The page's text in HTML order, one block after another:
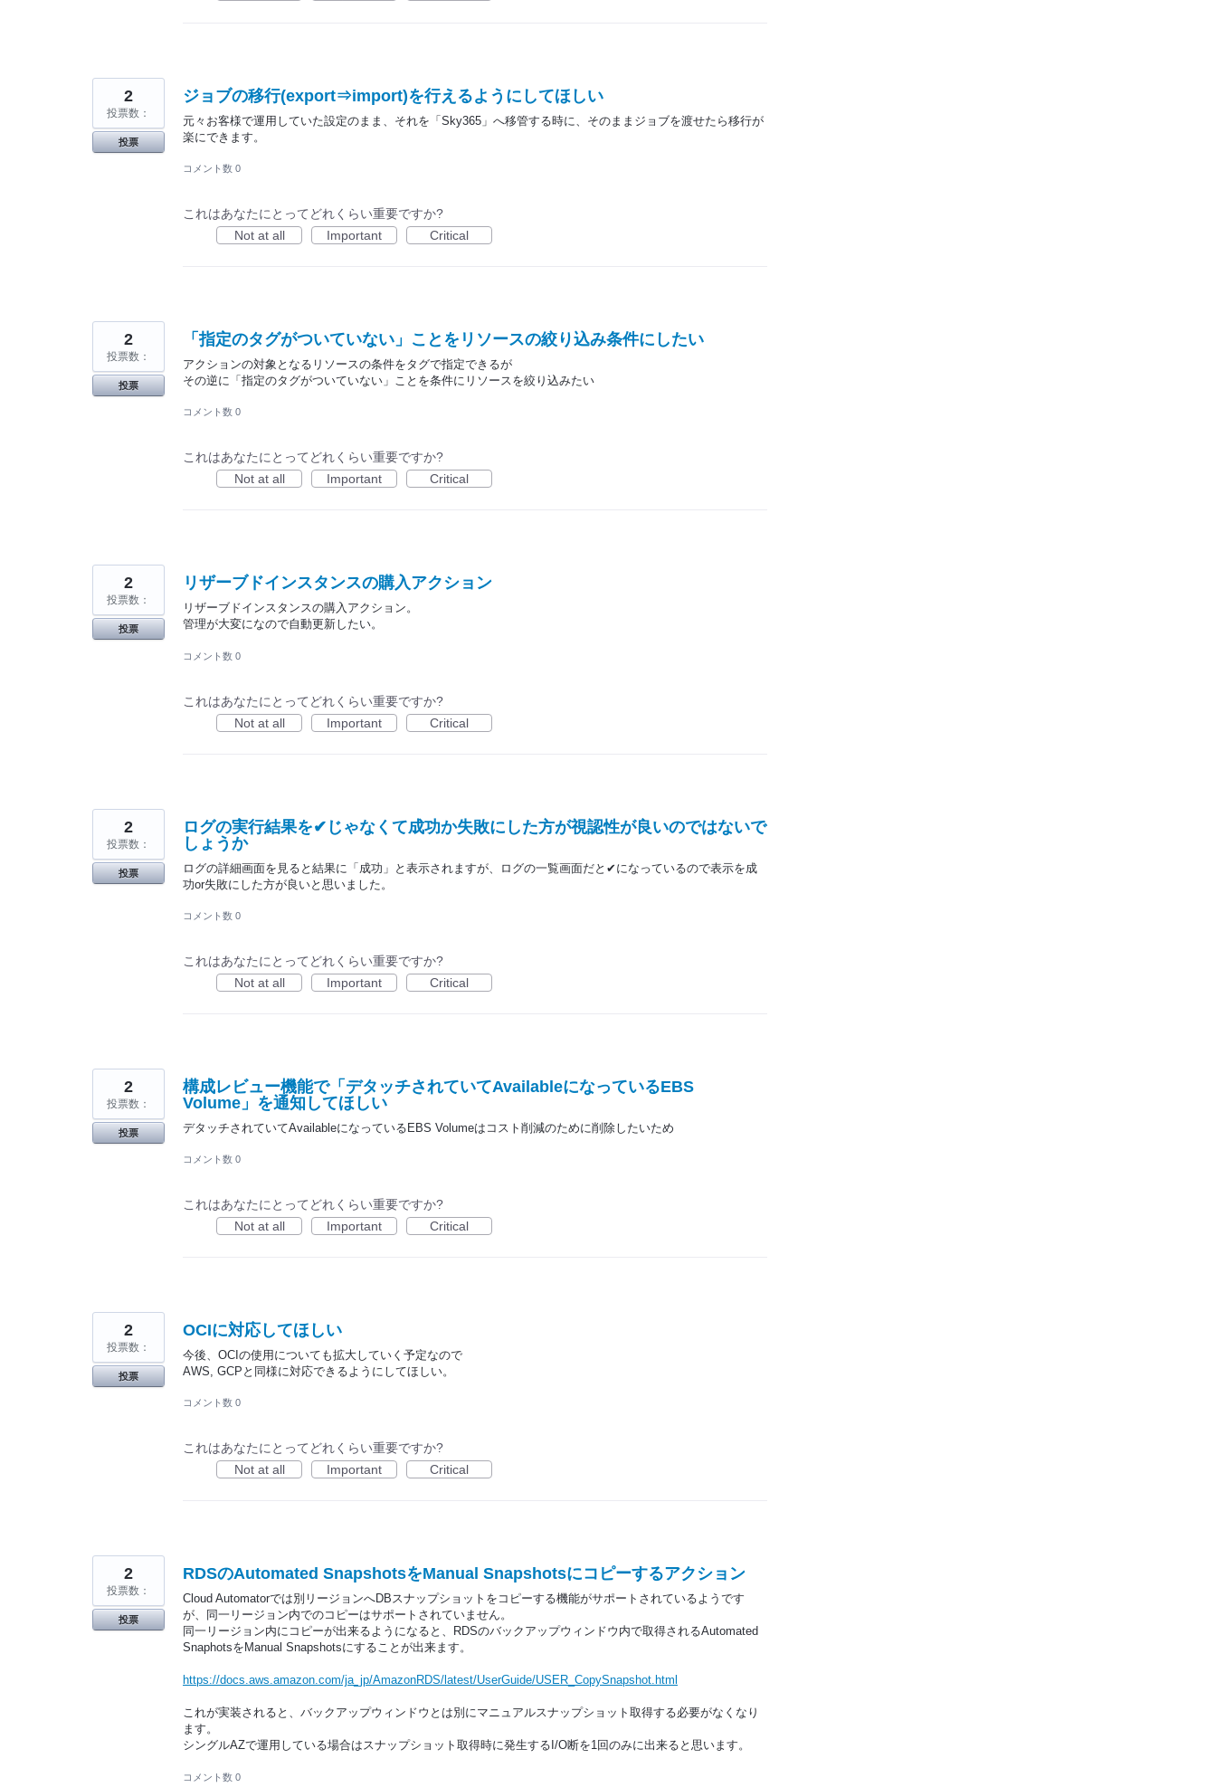
ジョブの移行(export⇒import)を行えるようにしてほしい
元々お客様で運用していた設定のまま、それを「Sky365」へ移管する時に、そのままジョブを渡せたら移行が
楽にできます。
2
投票数：
投票
コメント数 0
これはあなたにとってどれくらい重要ですか?
Not at all
Important Critical
「指定のタグがついていない」ことをリソースの絞り込み条件にしたい
アクションの対象となるリソースの条件をタグで指定できるが
その逆に「指定のタグがついていない」ことを条件にリソースを絞り込みたい
2
投票数：
投票
コメント数 0
これはあなたにとってどれくらい重要ですか?
Not at all
Important Critical
リザーブドインスタンスの購入アクション
リザーブドインスタンスの購入アクション。
管理が大変になので自動更新したい。
2
投票数：
投票
コメント数 0
これはあなたにとってどれくらい重要ですか?
Not at all
Important Critical
ログの実行結果を✔じゃなくて成功か失敗にした方が視認性が良いのではないで
しょうか
ログの詳細画面を見ると結果に「成功」と表示されますが、ログの一覧画面だと✔になっているので表示を成
功or失敗にした方が良いと思いました。
2
投票数：
投票
コメント数 0
これはあなたにとってどれくらい重要ですか?
Not at all
Important Critical
構成レビュー機能で「デタッチされていてAvailableになっているEBS
Volume」を通知してほしい
デタッチされていてAvailableになっているEBS Volumeはコスト削減のために削除したいため
2
投票数：
投票
コメント数 0
これはあなたにとってどれくらい重要ですか?
Not at all
Important Critical
OCIに対応してほしい
今後、OCIの使用についても拡大していく予定なので
AWS, GCPと同様に対応できるようにしてほしい。
2
投票数：
投票
コメント数 0
これはあなたにとってどれくらい重要ですか?
Not at all
Important Critical
RDSのAutomated SnapshotsをManual Snapshotsにコピーするアクション
Cloud Automatorでは別リージョンへDBスナップショットをコピーする機能がサポートされているようです
が、同一リージョン内でのコピーはサポートされていません。
同一リージョン内にコピーが出来るようになると、RDSのバックアップウィンドウ内で取得されるAutomated
SnaphotsをManual Snapshotsにすることが出来ます。
https://docs.aws.amazon.com/ja_jp/AmazonRDS/latest/UserGuide/USER_CopySnapshot.html
これが実装されると、バックアップウィンドウとは別にマニュアルスナップショット取得する必要がなくなり
ます。
シングルAZで運用している場合はスナップショット取得時に発生するI/O断を1回のみに出来ると思います。
2
投票数：
投票
コメント数 0